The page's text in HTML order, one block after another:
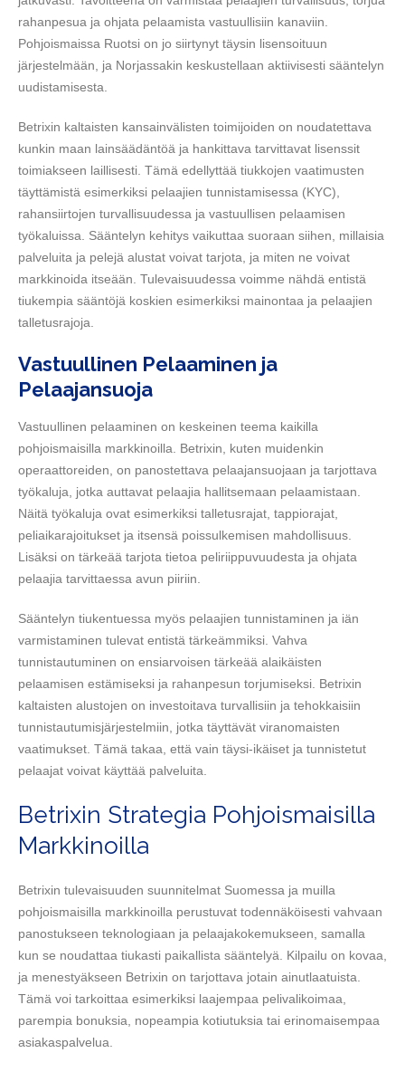
rahanpesua ja ohjata pelaamista vastuullisiin kanaviin.
Pohjoismaissa Ruotsi on jo siirtynyt täysin lisensoituun
järjestelmään, ja Norjassakin keskustellaan aktiivisesti sääntelyn
uudistamisesta.
Betrixin kaltaisten kansainvälisten toimijoiden on noudatettava
kunkin maan lainsäädäntöä ja hankittava tarvittavat lisenssit
toimiakseen laillisesti. Tämä edellyttää tiukkojen vaatimusten
täyttämistä esimerkiksi pelaajien tunnistamisessa (KYC),
rahansiirtojen turvallisuudessa ja vastuullisen pelaamisen
työkaluissa. Sääntelyn kehitys vaikuttaa suoraan siihen, millaisia
palveluita ja pelejä alustat voivat tarjota, ja miten ne voivat
markkinoida itseään. Tulevaisuudessa voimme nähdä entistä
tiukempia sääntöjä koskien esimerkiksi mainontaa ja pelaajien
talletusrajoja.
Vastuullinen Pelaaminen ja
Pelaajansuoja
Vastuullinen pelaaminen on keskeinen teema kaikilla
pohjoismaisilla markkinoilla. Betrixin, kuten muidenkin
operaattoreiden, on panostettava pelaajansuojaan ja tarjottava
työkaluja, jotka auttavat pelaajia hallitsemaan pelaamistaan.
Näitä työkaluja ovat esimerkiksi talletusrajat, tappiorajat,
peliaikarajoitukset ja itsensä poissulkemisen mahdollisuus.
Lisäksi on tärkeää tarjota tietoa peliriippuvuudesta ja ohjata
pelaajia tarvittaessa avun piiriin.
Sääntelyn tiukentuessa myös pelaajien tunnistaminen ja iän
varmistaminen tulevat entistä tärkeämmiksi. Vahva
tunnistautuminen on ensiarvoisen tärkeää alaikäisten
pelaamisen estämiseksi ja rahanpesun torjumiseksi. Betrixin
kaltaisten alustojen on investoitava turvallisiin ja tehokkaisiin
tunnistautumisjärjestelmiin, jotka täyttävät viranomaisten
vaatimukset. Tämä takaa, että vain täysi-ikäiset ja tunnistetut
pelaajat voivat käyttää palveluita.
Betrixin Strategia Pohjoismaisilla
Markkinoilla
Betrixin tulevaisuuden suunnitelmat Suomessa ja muilla
pohjoismaisilla markkinoilla perustuvat todennäköisesti vahvaan
panostukseen teknologiaan ja pelaajakokemukseen, samalla
kun se noudattaa tiukasti paikallista sääntelyä. Kilpailu on kovaa,
ja menestyäkseen Betrixin on tarjottava jotain ainutlaatuista.
Tämä voi tarkoittaa esimerkiksi laajempaa pelivalikoimaa,
parempia bonuksia, nopeampia kotiutuksia tai erinomaisempaa
asiakaspalvelua.